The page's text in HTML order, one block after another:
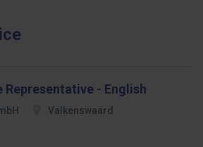
Representative - English
Valkenswaard